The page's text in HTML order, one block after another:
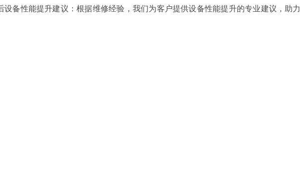
设备性能提升建议：根据维修经验，我们为客户提供设备性能提升的专业建议，助力